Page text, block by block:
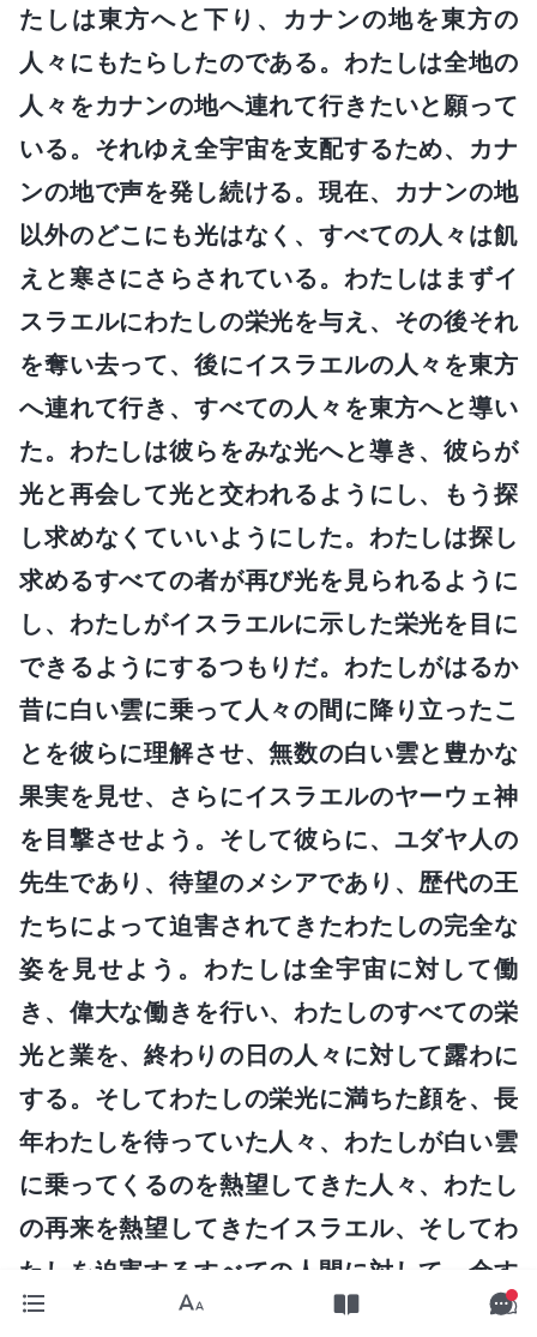
たしは東方へと下り、カナンの地を東方の
人々にもたらしたのである。わたしは全地の
人々をカナンの地へ連れて行きたいと願って
いる。それゆえ全宇宙を支配するため、カナ
ンの地で声を発し続ける。現在、カナンの地
以外のどこにも光はなく、すべての人々は飢
えと寒さにさらされている。わたしはまずイ
スラエルにわたしの栄光を与え、その後それ
を奪い去って、後にイスラエルの人々を東方
へ連れて行き、すべての人々を東方へと導い
た。わたしは彼らをみな光へと導き、彼らが
光と再会して光と交われるようにし、もう探
し求めなくていいようにした。わたしは探し
求めるすべての者が再び光を見られるように
し、わたしがイスラエルに示した栄光を目に
できるようにするつもりだ。わたしがはるか
昔に白い雲に乗って人々の間に降り立ったこ
とを彼らに理解させ、無数の白い雲と豊かな
果実を見せ、さらにイスラエルのヤーウェ神
を目撃させよう。そして彼らに、ユダヤ人の
先生であり、待望のメシアであり、歴代の王
たちによって迫害されてきたわたしの完全な
姿を見せよう。わたしは全宇宙に対して働
き、偉大な働きを行い、わたしのすべての栄
光と業を、終わりの日の人々に対して露わに
する。そしてわたしの栄光に満ちた顔を、長
年わたしを待っていた人々、わたしが白い雲
に乗ってくるのを熱望してきた人々、わたし
の再来を熱望してきたイスラエル、そしてわ
たしを迫害するすべての人間に対して、余す
ところなく示そう。それによって、わたしが